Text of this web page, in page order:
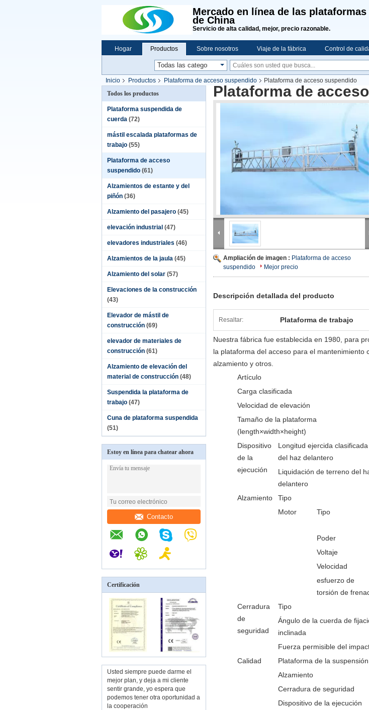
Mercado en línea de las
de China
Servicio de alta calidad, mejor, precio razonable.
Hogar Productos Sobre nosotros Viaje de la fábrica Control de
Inicio Productos Plataforma de acceso suspendido
Plataforma de acceso suspendido
Todos los productos
Plataforma suspendida de
cuerda (72)
mástil escalada plataformas de
trabajo (55)
Plataforma de acceso
suspendido (61)
Alzamientos de estante y del
piñón (36)
Alzamiento del pasajero (45)
elevación industrial (47)
elevadores industriales (46)
Alzamientos de la jaula (45)
Alzamiento del solar (57)
Elevaciones de la construcción
(43)
Elevador de mástil de
construcción (69)
elevador de materiales de
construcción (61)
Alzamiento de elevación del
material de construcción (48)
Suspendida la plataforma de
trabajo (47)
Cuna de plataforma suspendida
(51)
Estoy en línea para chatear ahora
Contacto
Certificación
Usted siempre puede darme el
mejor plan, y deja a mi cliente
sentir grande, yo espera que
podemos tener otra oportunidad a
la cooperación
Plataforma de
Ampliación de imagen : Plataforma de acceso
suspendido
Mejor precio
Descripción detallada del producto
Resaltar: Plataforma de trabajo
Nuestra fábrica fue establecida en 1980, para
la plataforma del acceso para el mantenimiento
alzamiento y otros.
Artículo
Carga clasificada
Velocidad de elevación
Tamaño de la plataforma
(length×width×height)
Dispositivo
de la
ejecución
Longitud ejercida clasificada
del haz delantero
Liquidación de terreno del
delantero
Alzamiento Tipo
Motor
Tipo
Poder
Voltaje
Velocidad
esfuerzo de
torsión de
Cerradura
de
seguridad
Tipo
Ángulo de la cuerda de
inclinada
Fuerza permisible del
Calidad
Plataforma de la suspensión
Alzamiento
Cerradura de seguridad
Dispositivo de la ejecución